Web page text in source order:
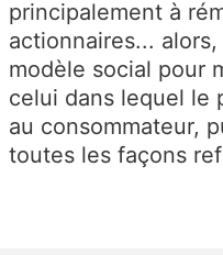
principalement à
actionnaires...
modèle social pour
celui dans lequel le
au consommateur,
toutes les façons